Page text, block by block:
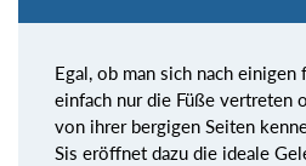
Egal, ob man sich nach einigen
einfach nur die Füße vertreten
von ihrer bergigen Seiten
Sis eröffnet dazu die ideale